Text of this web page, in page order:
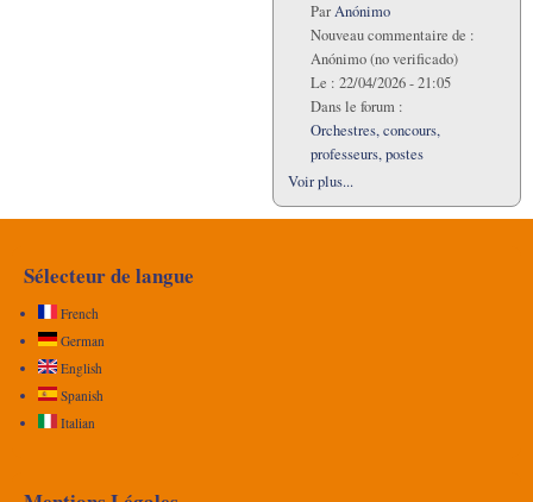
ParAnónimo
Nouveau commentaire de :
Anónimo (no verificado)
Le : 22/04/2026 - 21:05
Dans le forum :
Orchestres, concours,
professeurs, postes
Voir plus...
Sélecteur de langue
French
German
English
Spanish
Italian